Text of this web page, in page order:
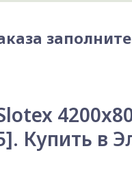
Купить в